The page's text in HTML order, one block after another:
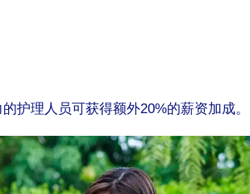
护理人员可获得额外20%的薪资加成。